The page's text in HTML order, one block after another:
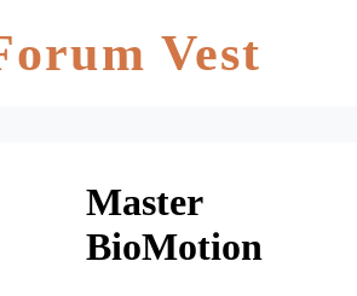
Vest
Master
BioMotion